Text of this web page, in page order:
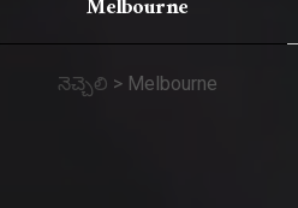
Melbourne
నెచ్చెలి > Melbourne